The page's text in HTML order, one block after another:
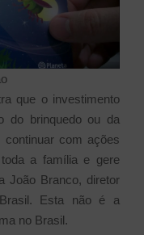
que o investimento
do brinquedo ou da
com ações
a família e gere
João Branco, diretor
Esta não é a
no Brasil.